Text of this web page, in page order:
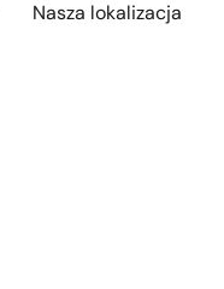
Nasza lokalizacja